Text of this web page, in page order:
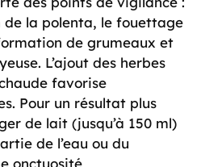
de la polenta, le fouettage
de grumeaux et
L’ajout des herbes
favorise
Pour un résultat plus
de lait (jusqu’à 150 ml)
de l’eau ou du
onctuosité